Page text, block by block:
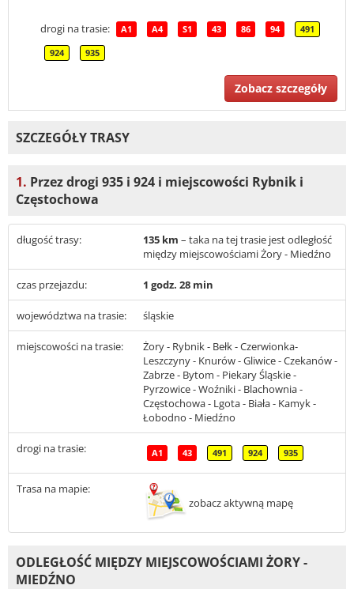
drogi na trasie: A1 A4 S1 43 86 94 491
924 935
Zobacz szczegóły
SZCZEGÓŁY TRASY
1. Przez drogi 935 i 924 i miejscowości Rybnik i
Częstochowa
długość trasy: 135 km – taka na tej trasie jest odległość
między miejscowościami Żory - Miedźno
czas przejazdu: 1 godz. 28 min
województwa na trasie: śląskie
miejscowości na trasie:
Żory - Rybnik - Bełk - Czerwionka-
Leszczyny - Knurów - Gliwice - Czekanów -
Zabrze - Bytom - Piekary Śląskie -
Pyrzowice - Woźniki - Blachownia -
Częstochowa - Lgota - Biała - Kamyk -
Łobodno - Miedźno
drogi na trasie: A1 43 491 924 935
Trasa na mapie:
zobacz aktywną mapę
ODLEGŁOŚĆ MIĘDZY MIEJSCOWOŚCIAMI ŻORY -
MIEDŹNO